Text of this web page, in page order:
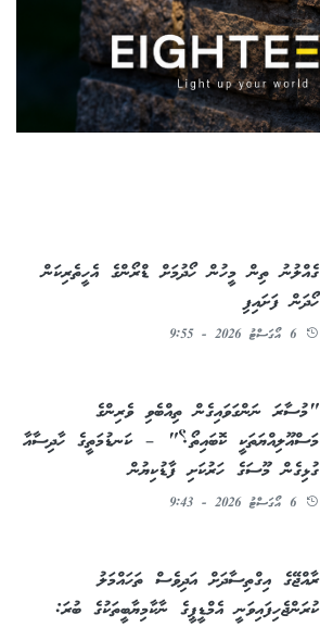
ގެއްލުނު ތިން މީހުން ހޯދުމަށް ޑްރޯންގެ އެހީތެރިކަން
ހޯދަން ފަށައިފި
6 އޯގަސްޓު 2026 - 9:55
"މުސާރަ ނަންގަވައިގެން ތިއްބެވި ވެރިންގެ
މަސްއޫލިއްޔަތަކީ ކޮބައިތޯ؟" – ކަނޑުމަތީގެ ހާދިސާއާ
ގުޅިގެން މޫސަގެ ހަރުކަށި ފާޑުކިޔުން
6 އޯގަސްޓު 2026 - 9:43
ރާއްޖޭގެ އިގްތިސާދަށް އަދިވެސް ތަހައްމަލު
ކުރަންޖެހިފައިވަނީ އެމްޑީޕީގެ ނާކާމިޔާބީތަކުގެ ބުރަ: